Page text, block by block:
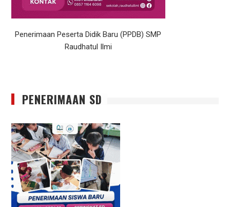
Penerimaan Peserta Didik Baru (PPDB) SMP
Raudhatul Ilmi
PENERIMAAN SD